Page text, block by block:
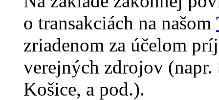
o transakciách na našom
zriadenom za účelom
verejných zdrojov (napr.
Košice, a pod.).